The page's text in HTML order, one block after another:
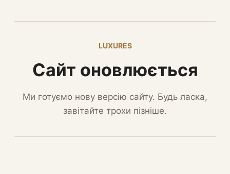
LUXURES
Сайт оновлюється
Ми готуємо нову версію сайту. Будь ласка,
завітайте трохи пізніше.